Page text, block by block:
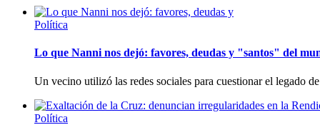
Política
Lo que Nanni nos dejó: favores, deudas y "santos" del
Un vecino utilizó las redes sociales para cuestionar el legado
Política